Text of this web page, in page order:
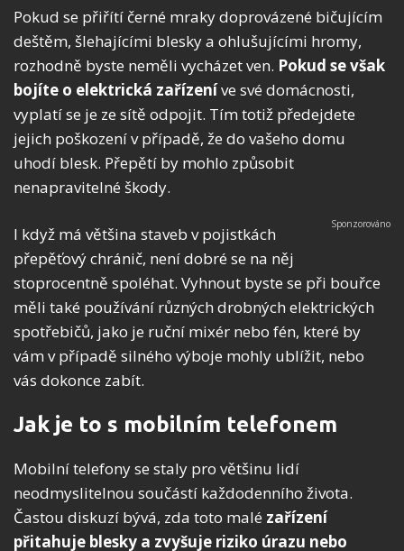
Pokud se přiřítí černé mraky doprovázené bičujícím
deštěm, šlehajícími blesky a ohlušujícími hromy,
rozhodně byste neměli vycházet ven. Pokud se však
bojíte o elektrická zařízeníve své domácnosti,
vyplatí se je ze sítě odpojit. Tím totiž předejdete
jejich poškození v případě, že do vašeho domu
uhodí blesk. Přepětí by mohlo způsobit
nenapravitelné škody.
I když má většina staveb v pojistkách
přepěťový chránič, není dobré se na něj
stoprocentně spoléhat. Vyhnout byste se při bouřce
měli také používání různých drobných elektrických
spotřebičů, jako je ruční mixér nebo fén, které by
vám v případě silného výboje mohly ublížit, nebo
vás dokonce zabít.
Jak je to s mobilním telefonem
Mobilní telefony se staly pro většinu lidí
neodmyslitelnou součástí každodenního života.
Častou diskuzí bývá, zda toto malé zařízení
přitahuje blesky a zvyšuje riziko úrazu nebo